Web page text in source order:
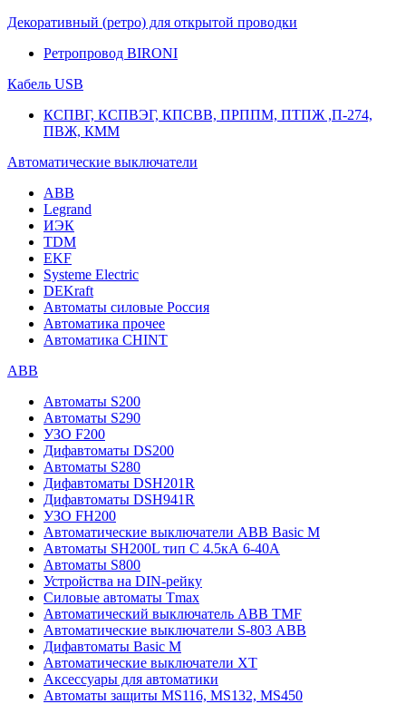
Декоративный (ретро) для открытой проводки
Ретропровод BIRONI
Кабель USB
КСПВГ, КСПВЭГ, КПСВВ, ПРППМ, ПТПЖ ,П-274,
ПВЖ, КММ
Автоматические выключатели
ABB
Legrand
ИЭК
TDM
EKF
Systeme Electric
DEKraft
Автоматы силовые Россия
Автоматика прочее
Автоматика CHINT
ABB
Автоматы S200
Автоматы S290
УЗО F200
Дифавтоматы DS200
Автоматы S280
Дифавтоматы DSH201R
Дифавтоматы DSH941R
УЗО FH200
Автоматические выключатели ABB Basic M
Автоматы SH200L тип С 4.5кА 6-40А
Автоматы S800
Устройства на DIN-рейку
Силовые автоматы Tmax
Автоматический выключатель ABB TMF
Автоматические выключатели S-803 АВВ
Дифавтоматы Basic M
Автоматические выключатели XT
Аксессуары для автоматики
Автоматы защиты MS116, MS132, MS450